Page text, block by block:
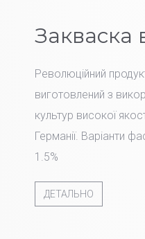
Закваска
Революційний
виготовлений з
культур високої
Германії. Варіанти
1.5%
ДЕТАЛЬНО